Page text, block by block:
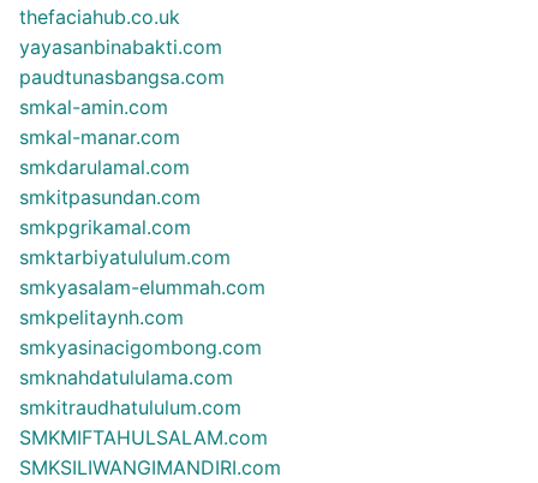
thefaciahub.co.uk
yayasanbinabakti.com
paudtunasbangsa.com
smkal-amin.com
smkal-manar.com
smkdarulamal.com
smkitpasundan.com
smkpgrikamal.com
smktarbiyatululum.com
smkyasalam-elummah.com
smkpelitaynh.com
smkyasinacigombong.com
smknahdatululama.com
smkitraudhatululum.com
SMKMIFTAHULSALAM.com
SMKSILIWANGIMANDIRI.com